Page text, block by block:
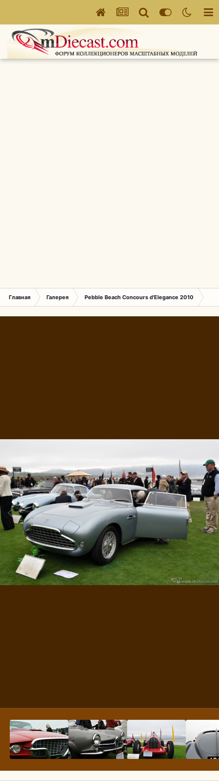
Главная Галерея Pebble Beach Concours d'Elegance 2010